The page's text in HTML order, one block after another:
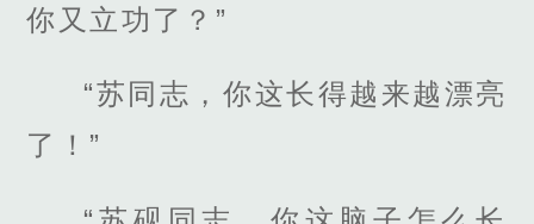
你又立功了？”
“苏同志，你这长得越来越漂亮
了！”